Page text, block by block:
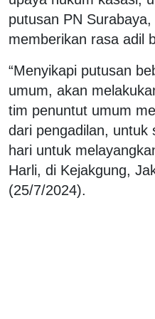
putusan PN
memberikan rasa adil
“Menyikapi putusan
umum, akan
tim penuntut umum
dari pengadilan, untuk
hari untuk
Harli, di Kejakgung,
(25/7/2024).